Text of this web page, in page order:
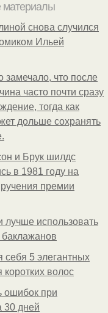
снова случился
Ильей
замечало, что после
часто почти сразу
тогда как
дольше сохранять
и Брук шилдс
в 1981 году на
премии
лучше использовать
себя 5 элегантных
коротких волос
ошибок при
30 дней